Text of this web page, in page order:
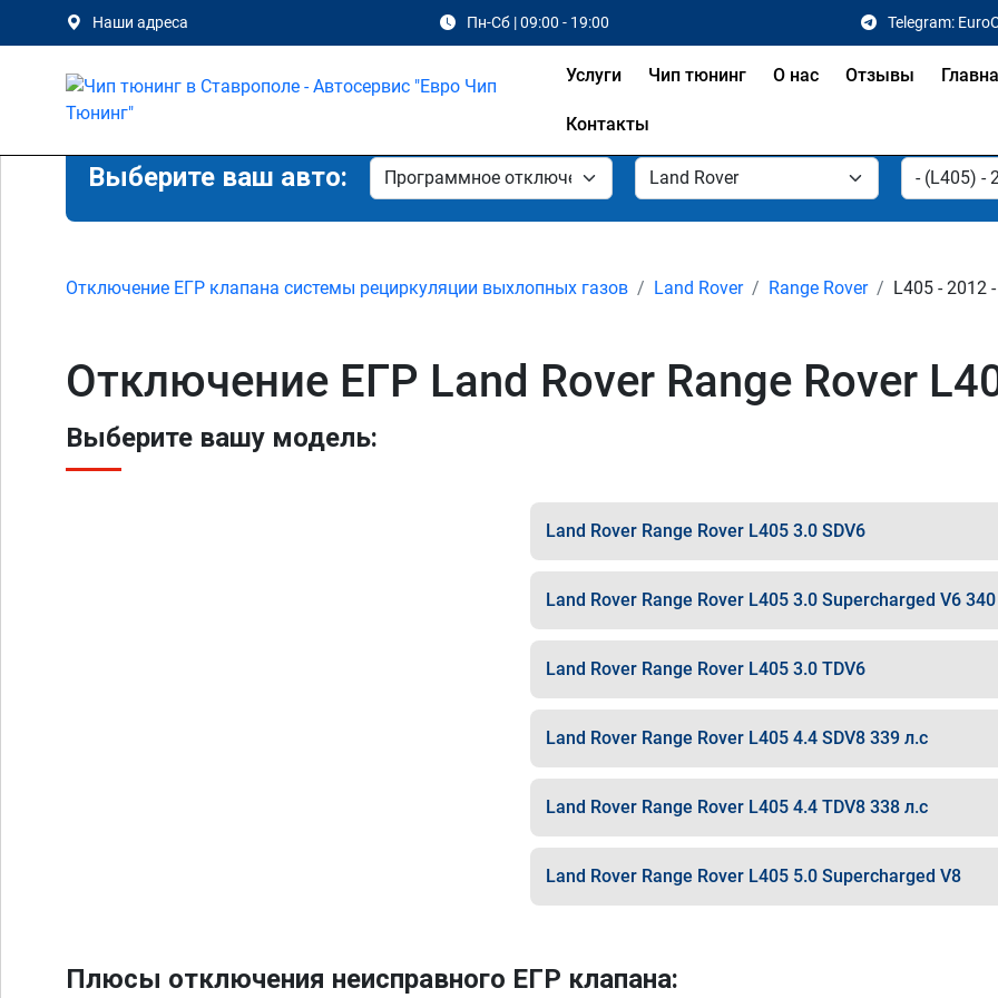
Наши адреса Пн-Сб | 09:00 - 19:00 Telegram:
Услуги Чип тюнинг О нас Отзывы
Контакты
Выберите ваш авто:
Отключение ЕГР клапана системы рециркуляции выхлопных газов Land Rover Range Rover L405 - 2012
Отключение ЕГР Land Rover Range Rover
Выберите вашу модель:
Land Rover Range Rover L405 3.0 SDV6
Land Rover Range Rover L405 3.0 Supercharged V6 340
Land Rover Range Rover L405 3.0 TDV6
Land Rover Range Rover L405 4.4 SDV8 339 л.с
Land Rover Range Rover L405 4.4 TDV8 338 л.с
Land Rover Range Rover L405 5.0 Supercharged V8
Плюсы отключения неисправного ЕГР клапана: